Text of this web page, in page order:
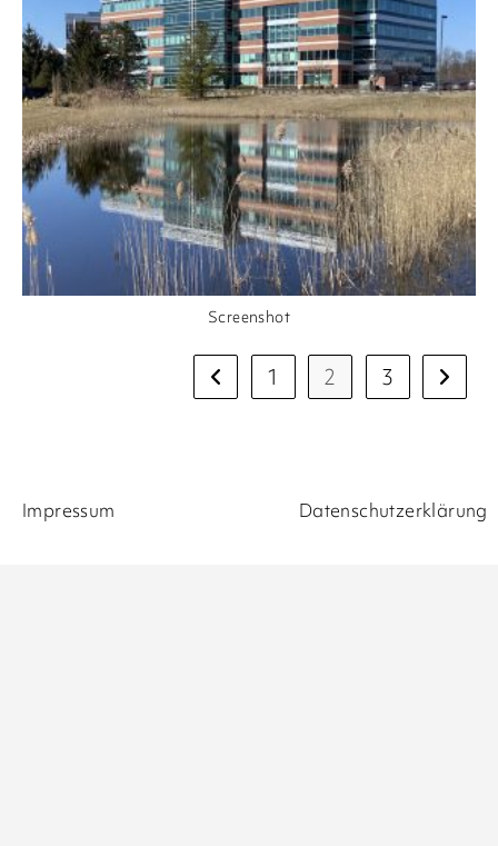
Screenshot
1 2 3
Impressum Datenschutzerklärung